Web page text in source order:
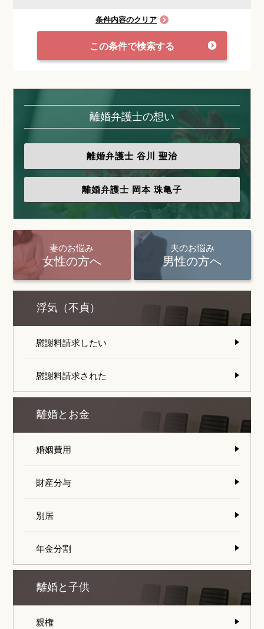
条件内容のクリア
この条件で検索する
離婚弁護士の想い
離婚弁護士 谷川 聖治
離婚弁護士 岡本 珠亀子
妻のお悩み
女性の方へ
夫のお悩み
男性の方へ
浮気（不貞）
慰謝料請求したい
慰謝料請求された
離婚とお金
婚姻費用
財産分与
別居
年金分割
離婚と子供
親権